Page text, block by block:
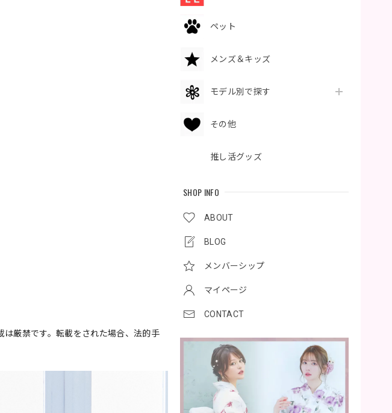
ペット
メンズ＆キッズ
モデル別で探す
その他
推し活グッズ
SHOP INFO
ABOUT
BLOG
メンバーシップ
マイページ
CONTACT
厳禁です。転載をされた場合、法的手